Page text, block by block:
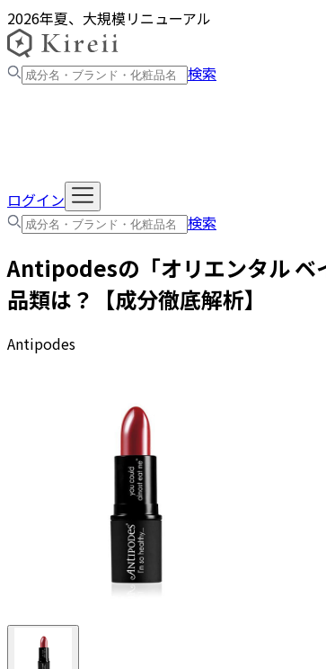
2026年夏、大規模リニューアル
検索
ログイン
検索
Antipodesの「オリエンタル ベ
品類は？【成分徹底解析】
Antipodes